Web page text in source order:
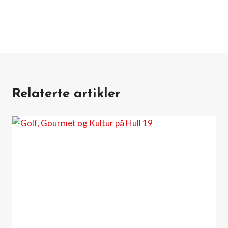
Relaterte artikler